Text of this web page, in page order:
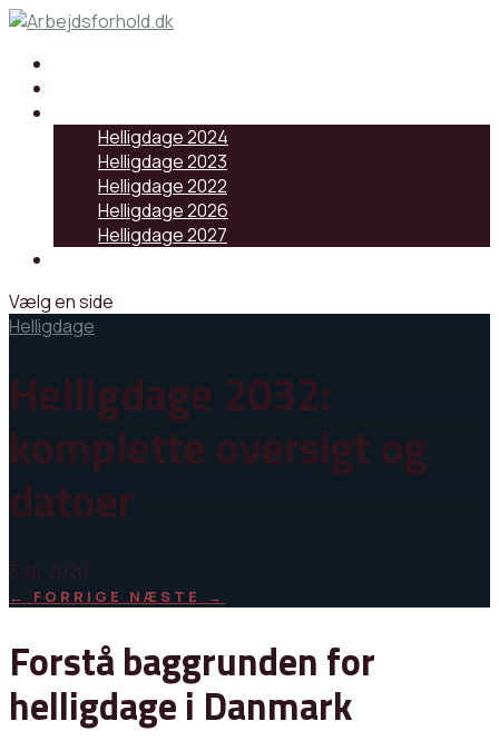
Helligdage 2024
Helligdage 2023
Helligdage 2022
Helligdage 2026
Helligdage 2027
Vælg en side
Helligdage
Helligdage 2032:
komplette oversigt og
datoer
3 jul, 2026
← FORRIGE NÆSTE →
Forstå baggrunden for
helligdage i Danmark